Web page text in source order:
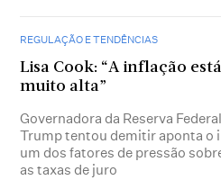
REGULAÇÃO E TENDÊNCIAS
Lisa Cook: “A inflação está
muito alta”
Governadora da Reserva
Trump tentou demitir aponta o
um dos fatores de pressão
as taxas de juro